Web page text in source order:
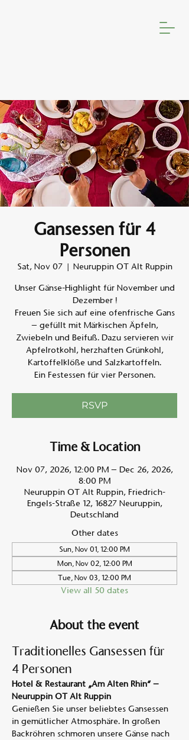
Gansessen für 4
Personen
Sat, Nov 07
  |
Neuruppin OT Alt Ruppin
Unser Gänse-Highlight für November und
Dezember !
Freuen Sie sich auf eine ofenfrische Gans
– gefüllt mit Märkischen Äpfeln,
Zwiebeln und Beifuß. Dazu servieren wir
Apfelrotkohl, herzhaften Grünkohl,
Kartoffelklöße und Salzkartoffeln.
Ein Festessen für vier Personen.
RSVP
Time & Location
Nov 07, 2026, 12:00 PM – Dec 26, 2026,
8:00 PM
Neuruppin OT Alt Ruppin, Friedrich-
Engels-Straße 12, 16827 Neuruppin,
Deutschland
Other dates
Sun, Nov 01, 12:00 PM
Mon, Nov 02, 12:00 PM
Tue, Nov 03, 12:00 PM
View all 50 dates
About the event
Traditionelles Gansessen für
4 Personen
Hotel & Restaurant „Am Alten Rhin“ –
Neuruppin OT Alt Ruppin
Genießen Sie unser beliebtes Gansessen
in gemütlicher Atmosphäre. In großen
Backröhren schmoren unsere Gänse nach